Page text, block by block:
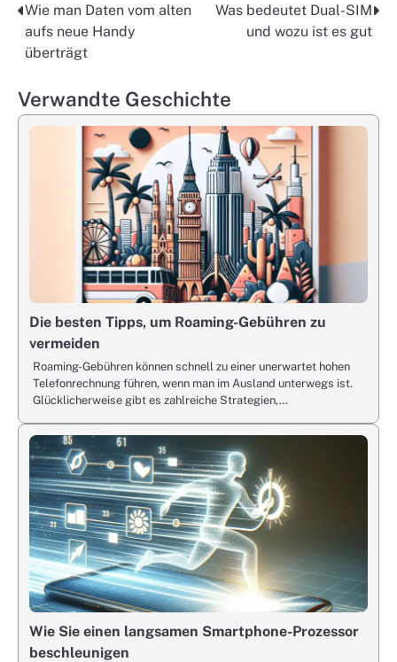
Post
navigation
Wie man Daten vom alten
aufs neue Handy
überträgt
Was bedeutet Dual-SIM
und wozu ist es gut
Verwandte Geschichte
Die besten Tipps, um Roaming-Gebühren zu
vermeiden
Roaming-Gebühren können schnell zu einer unerwartet hohen
Telefonrechnung führen, wenn man im Ausland unterwegs ist.
Glücklicherweise gibt es zahlreiche Strategien,…
Wie Sie einen langsamen Smartphone-Prozessor
beschleunigen